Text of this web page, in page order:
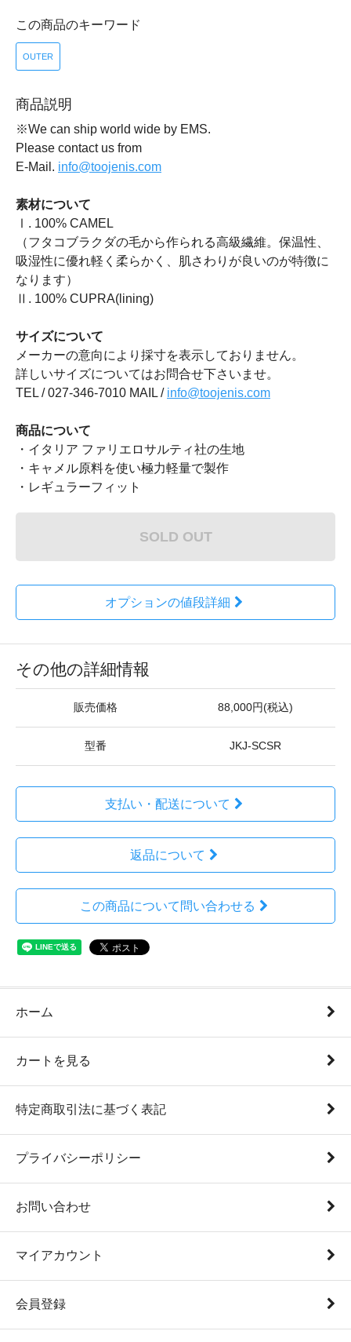
この商品のキーワード
OUTER
商品説明
※We can ship world wide by EMS.
Please contact us from
E-Mail. info@toojenis.com
素材について
Ⅰ. 100% CAMEL
（フタコブラクダの毛から作られる高級繊維。保温性、
吸湿性に優れ軽く柔らかく、肌さわりが良いのが特徴に
なります）
Ⅱ. 100% CUPRA(lining)
サイズについて
メーカーの意向により採寸を表示しておりません。
詳しいサイズについてはお問合せ下さいませ。
TEL / 027-346-7010 MAIL / info@toojenis.com
商品について
・イタリア ファリエロサルティ社の生地
・キャメル原料を使い極力軽量で製作
・レギュラーフィット
SOLD OUT
オプションの値段詳細
その他の詳細情報
販売価格 88,000円(税込)
型番 JKJ-SCSR
支払い・配送について
返品について
この商品について問い合わせる
ホーム
カートを見る
特定商取引法に基づく表記
プライバシーポリシー
お問い合わせ
マイアカウント
会員登録